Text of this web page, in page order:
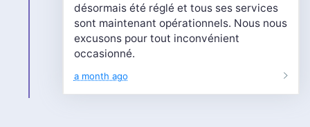
désormais été réglé et tous ses services
sont maintenant opérationnels. Nous nous
excusons pour tout inconvénient
occasionné.
a month ago